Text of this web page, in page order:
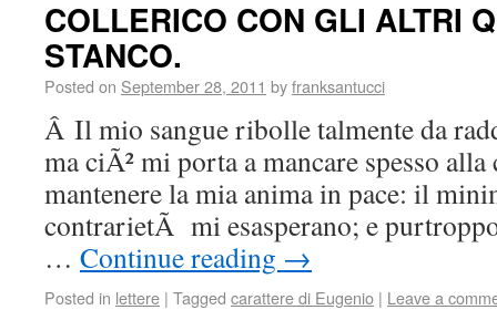
COLLERICO CON GLI ALTRI
STANCO.
Posted on September 28, 2011 byfranksantucci
Â Il mio sangue ribolle talmente da
ma ciÃ² mi porta a mancare spesso
mantenere la mia anima in pace: il
contrarietÃ mi esasperano; e
… Continue reading →
Posted in lettere | Tagged carattere di Eugenio | Leave a